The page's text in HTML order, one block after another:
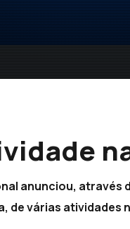
anunciou, através
várias atividades